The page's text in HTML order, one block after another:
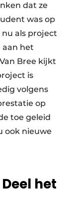
dat ze
was op
als project
aan het
Bree kijkt
is
volgens
op
toe geleid
ook nieuwe
het